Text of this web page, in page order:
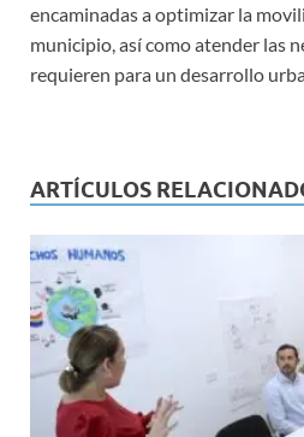
encaminadas a optimizar la
municipio, así como atender las
requieren para un desarrollo
ARTÍCULOS